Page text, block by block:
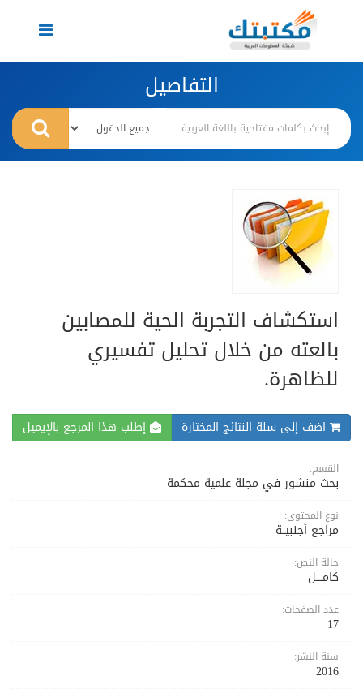
Toggle
navigation
التفاصيل
استكشاف التجربة الحية للمصابين
بالعته من خلال تحليل تفسيري
للظاهرة.
اضف إلى سلة النتائج المختارة إطلب هذا المرجع بالإيميل
القسم:
بحث منشور في مجلة علمية محكمة
نوع المحتوى:
مراجع أجنبيــة
حالة النص:
كامــــل
عدد الصفحات:
17
سنة النشر:
2016